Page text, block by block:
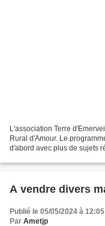
L'association Terre
Rural d'Amour. Le
d'abord avec plus de sujets
A vendre divers
Publié le 05/05/2024 à 12:05
Par Ametjp